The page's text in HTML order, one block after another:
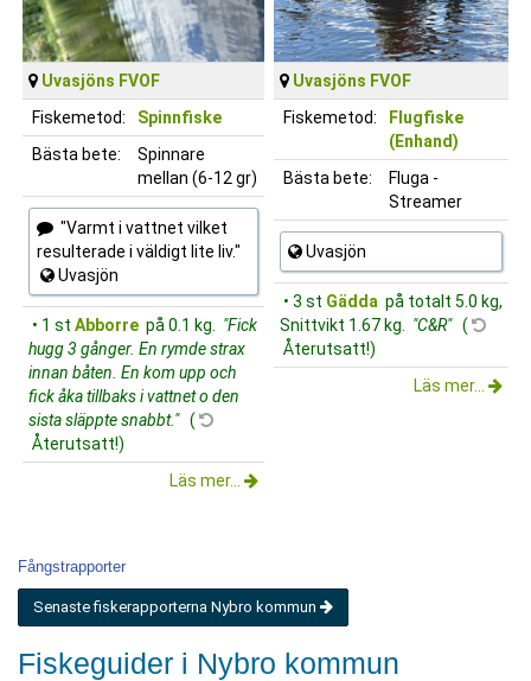
Uvasjöns FVOF
Fiskemetod:
Spinnfiske
Bästa bete:
Spinnare
mellan (6-12 gr)
"Varmt i vattnet vilket
resulterade i väldigt lite liv."
Uvasjön
• 1 st Abborre på 0.1 kg.
"Fick
hugg 3 gånger. En rymde strax
innan båten. En kom upp och
fick åka tillbaks i vattnet o den
sista släppte snabbt." (
Återutsatt!)
Läs mer...
Uvasjöns FVOF
Fiskemetod:
Flugfiske
(Enhand)
Bästa bete:
Fluga -
Streamer
Uvasjön
• 3 st Gädda på totalt 5.0 kg,
Snittvikt 1.67 kg.
"C&R" (
Återutsatt!)
Läs mer...
Fångstrapporter
Senaste fiskerapporterna Nybro kommun
Fiskeguider i Nybro kommun